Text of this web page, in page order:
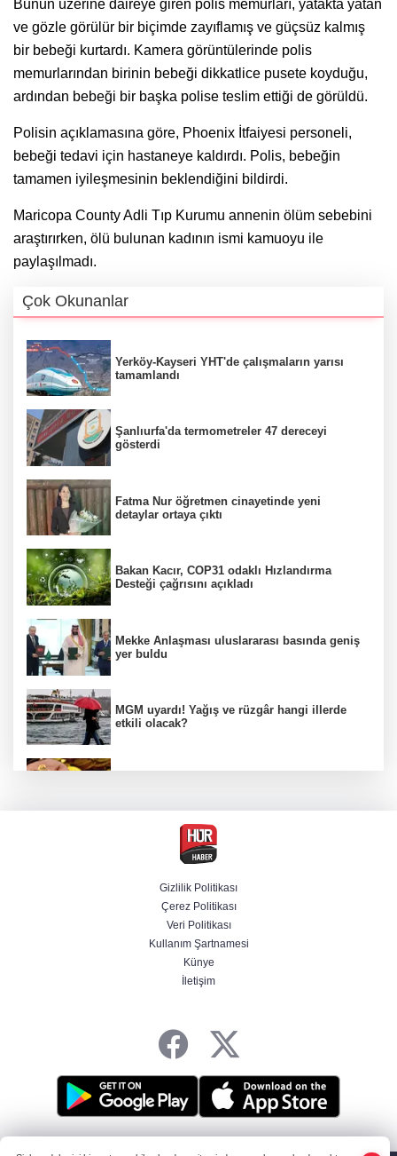
Bunun üzerine daireye giren polis memurları, yatakta yatan
ve gözle görülür bir biçimde zayıflamış ve güçsüz kalmış
bir bebeği kurtardı. Kamera görüntülerinde polis
memurlarından birinin bebeği dikkatlice pusete koyduğu,
ardından bebeği bir başka polise teslim ettiği de görüldü.
Polisin açıklamasına göre, Phoenix İtfaiyesi personeli,
bebeği tedavi için hastaneye kaldırdı. Polis, bebeğin
tamamen iyileşmesinin beklendiğini bildirdi.
Maricopa County Adli Tıp Kurumu annenin ölüm sebebini
araştırırken, ölü bulunan kadının ismi kamuoyu ile
paylaşılmadı.
Çok Okunanlar
Yerköy-Kayseri YHT'de çalışmaların yarısı
tamamlandı
Şanlıurfa'da termometreler 47 dereceyi
gösterdi
Fatma Nur öğretmen cinayetinde yeni
detaylar ortaya çıktı
Bakan Kacır, COP31 odaklı Hızlandırma
Desteği çağrısını açıkladı
Mekke Anlaşması uluslararası basında geniş
yer buldu
MGM uyardı! Yağış ve rüzgâr hangi illerde
etkili olacak?
Öğrenci affında yeni dönem! Üniversiteye
dönüş yolu açıldı
BAE, İran'ın Hürmüz Boğazı'nda bir gemisini
füzeyle hedef aldığını duyurdu
Adana'da içme suyu tünel hattında göçük: 1
Gizlilik Politikası
Çerez Politikası
Veri Politikası
Kullanım Şartnamesi
Künye
İletişim